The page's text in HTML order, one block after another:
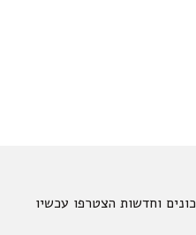
וחדשות הצטרפו עכשיו